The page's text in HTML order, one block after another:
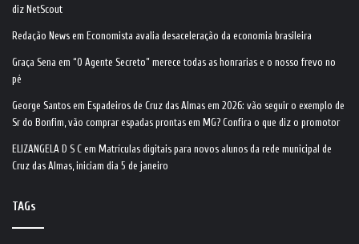
diz NetScout
Redação News em Economista avalia desaceleração da economia brasileira
Graça Sena em “O Agente Secreto” merece todas as honrarias e o nosso frevo no
pé
George Santos em Espadeiros de Cruz das Almas em 2026: vão seguir o exemplo de
Sr do Bonfim, vão comprar espadas prontas em MG? Confira o que diz o promotor
ELIZANGELA D S C em Matrículas digitais para novos alunos da rede municipal de
Cruz das Almas, iniciam dia 5 de janeiro
TAGs